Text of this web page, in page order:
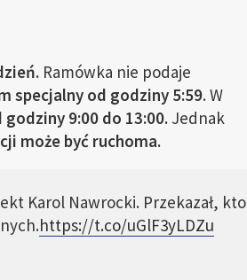
Ramówka nie podaje
specjalny od godziny 5:59. W
9:00 do 13:00.Jednak
może być ruchoma.
Karol Nawrocki. Przekazał, kto
https://t.co/uGlF3yLDZu